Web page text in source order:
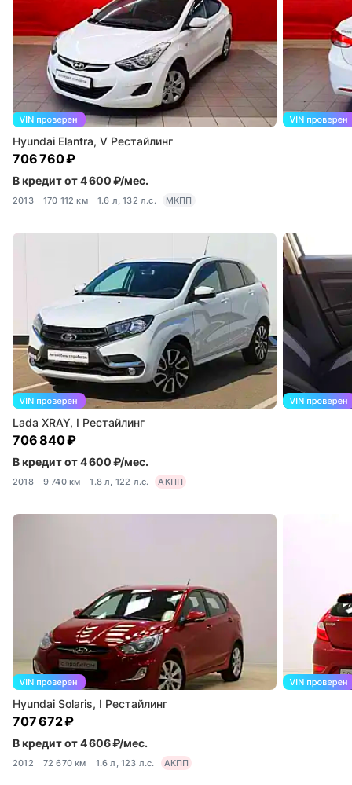
Hyundai Elantra, V Рестайлинг
706 760 ₽
В кредит от 4 600 ₽/мес.
2013 170 112 км 1.6 л, 132 л.с. МКПП
Lada XRAY, I Рестайлинг
706 840 ₽
В кредит от 4 600 ₽/мес.
2018 9 740 км 1.8 л, 122 л.с. АКПП
Hyundai Solaris, I Рестайлинг
707 672 ₽
В кредит от 4 606 ₽/мес.
2012 72 670 км 1.6 л, 123 л.с. АКПП